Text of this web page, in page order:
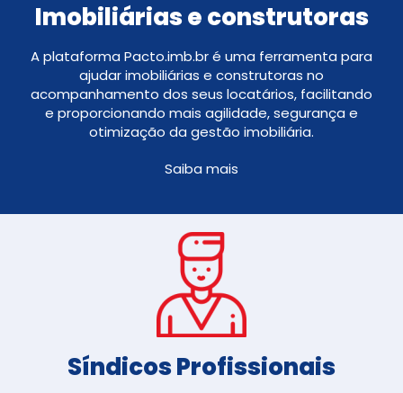
Imobiliárias e construtoras
A plataforma Pacto.imb.br é uma ferramenta para
ajudar imobiliárias e construtoras no
acompanhamento dos seus locatários, facilitando
e proporcionando mais agilidade, segurança e
otimização da gestão imobiliária.
Saiba mais
Síndicos Profissionais